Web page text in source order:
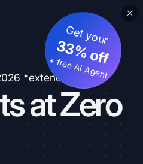
*extended
at Zero
Get your
33% off
+ free AI Agent